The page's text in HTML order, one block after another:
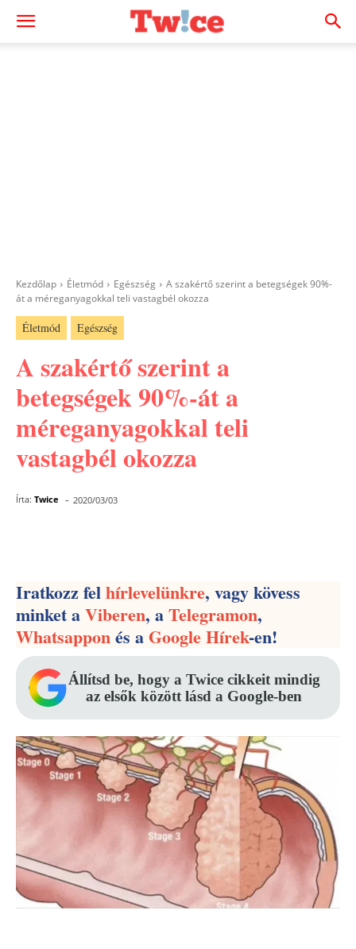
Kezdőlap Életmód Egészség
A szakértő szerint a betegségek 90%-
át a méreganyagokkal teli vastagbél okozza
Életmód Egészség
A szakértő szerint a
betegségek 90%-át a
méreganyagokkal teli
vastagbél okozza
Írta: Twice - 2020/03/03
Iratkozz felhírlevelünkre, vagy kövess
minket aViberen, aTelegramon,
Whatsapponés aGoogle Hírek-en!
Állítsd be, hogy a Twice cikkeit mindig
az elsők között lásd a Google-ben